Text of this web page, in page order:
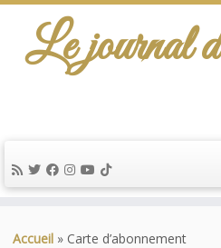
au
Le journal
Accueil » Carte d’abonnement